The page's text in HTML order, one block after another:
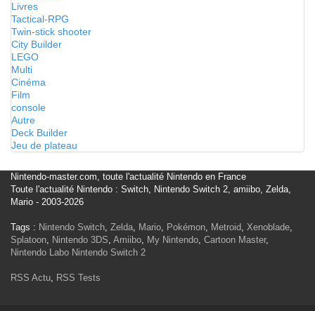
Livres
Tactical-RPG
Twin-stick shooter
City Builder
LEGO
Multi
Cinéma
Film
console
Autre
Deck Builder
Jeu de plateau
Nintendo-master.com, toute l'actualité Nintendo en France
Toute l'actualité Nintendo : Switch, Nintendo Switch 2, amiibo, Zelda,
Mario - 2003-2026
Tags : Nintendo Switch, Zelda, Mario, Pokémon, Metroid, Xenoblade,
Splatoon, Nintendo 3DS, Amiibo, My Nintendo, Cartoon Master,
Nintendo Labo Nintendo Switch 2
RSS Actu, RSS Tests